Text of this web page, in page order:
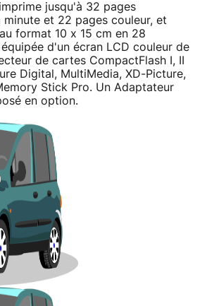
jusqu'à 32 pages
minute et 22 pages couleur, et
format 10 x 15 cm en 28
d'un écran LCD couleur de
de cartes CompactFlash I, II
Digital, MultiMedia, XD-Picture,
Stick Pro. Un Adaptateur
en option.